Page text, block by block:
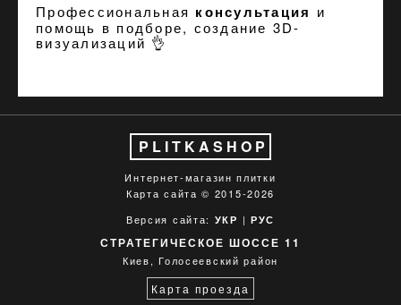
Профессиональная консультация и
помощь в подборе, создание 3D-
визуализаций 👌
PLITKASHOP
Интернет-магазин плитки
Карта сайта © 2015-2026
Версия сайта: УКР | РУС
СТРАТЕГИЧЕСКОЕ ШОССЕ 11
Киев, Голосеевский район
Карта проезда